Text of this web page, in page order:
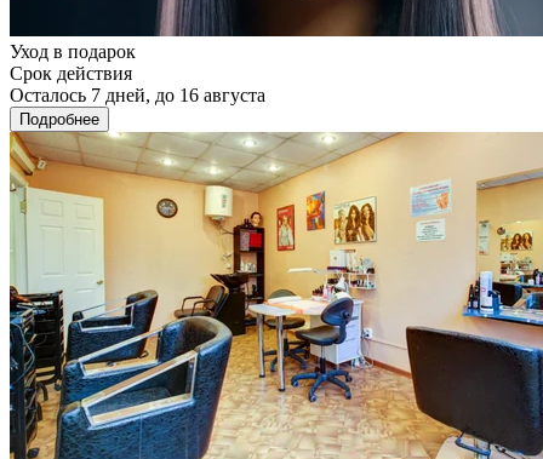
Уход в подарок
Срок действия
Осталось 7 дней, до 16 августа
Подробнее